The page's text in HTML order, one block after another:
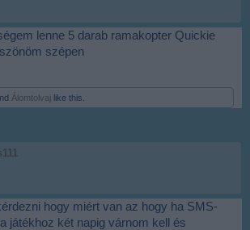
lenne 5 darab ramakopter Quickie
szépen
Álomtolvaj like this.
hogy miért van az hogy ha SMS-
játékhoz két napig várnom kell és